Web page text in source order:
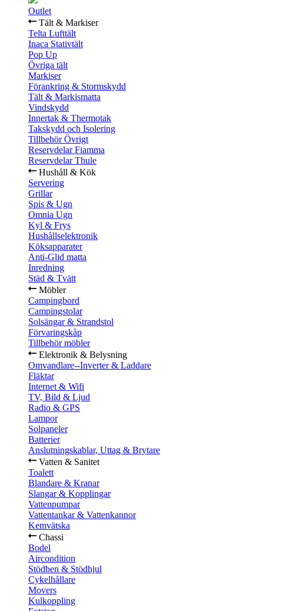
Outlet
Tält & Markiser
Telta Lufttält
Inaca Stativtält
Pop Up
Övriga tält
Markiser
Förankring & Stormskydd
Tält & Markismatta
Vindskydd
Innertak & Thermotak
Takskydd och Isolering
Tillbehör Övrigt
Reservdelar Fiamma
Reservdelar Thule
Hushåll & Kök
Servering
Grillar
Spis & Ugn
Omnia Ugn
Kyl & Frys
Hushållselektronik
Köksapparater
Anti-Glid matta
Inredning
Städ & Tvätt
Möbler
Campingbord
Campingstolar
Solsängar & Strandstol
Förvaringskåp
Tillbehör möbler
Elektronik & Belysning
Omvandlare--Inverter & Laddare
Fläktar
Internet & Wifi
TV, Bild & Ljud
Radio & GPS
Lampor
Solpaneler
Batterier
Anslutningskablar, Uttag & Brytare
Vatten & Sanitet
Toalett
Blandare & Kranar
Slangar & Kopplingar
Vattenpumpar
Vattentankar & Vattenkannor
Kemvätska
Chassi
Bodel
Aircondition
Stödben & Stödhjul
Cykelhållare
Movers
Kulkoppling